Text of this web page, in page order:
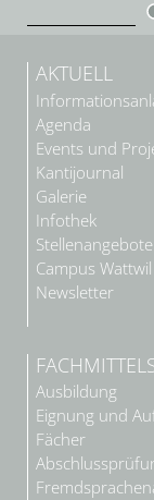
AKTUELL
Agenda
Events und
Kantijournal
Galerie
Infothek
Stellenangebote
Campus Wattwil
Newsletter
Ausbildung
Eignung und
Fächer